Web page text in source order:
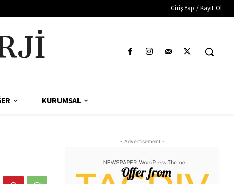
Giriş Yap / Kayıt Ol
KURUMSAL
- Advertisement -